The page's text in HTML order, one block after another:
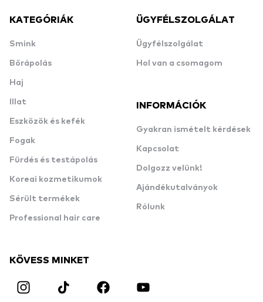
KATEGÓRIÁK
Smink
Bőrápolás
Haj
Illat
Eszközök és kefék
Fogak
Fürdés és testápolás
Koreai kozmetikumok
Sérült termékek
Professional hair care
ÜGYFÉLSZOLGÁLAT
Ügyfélszolgálat
Hol van a csomagom
INFORMÁCIÓK
Gyakran ismételt kérdések
Kapcsolat
Dolgozz velünk!
Ajándékutalványok
Rólunk
KÖVESS MINKET